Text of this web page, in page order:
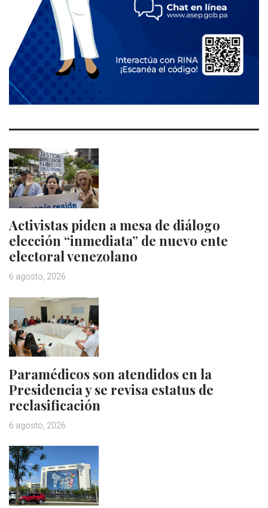
Activistas piden a mesa de diálogo
elección “inmediata” de nuevo ente
electoral venezolano
6 agosto, 2026
Paramédicos son atendidos en la
Presidencia y se revisa estatus de
reclasificación
6 agosto, 2026